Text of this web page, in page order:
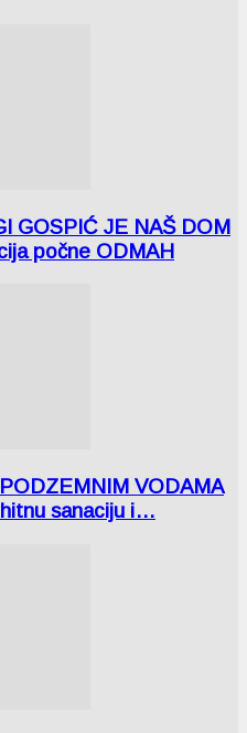
GOSPIĆ JE NAŠ DOM
počne ODMAH
VODAMA
sanaciju i…